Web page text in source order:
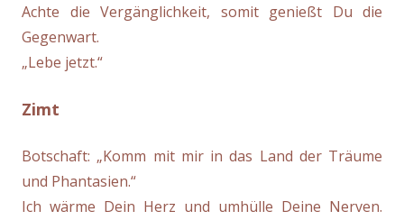
Achte die Vergänglichkeit, somit genießt Du die
Gegenwart.
„Lebe jetzt.“
Zimt
Botschaft: „Komm mit mir in das Land der Träume
und Phantasien.“
Ich wärme Dein Herz und umhülle Deine Nerven.